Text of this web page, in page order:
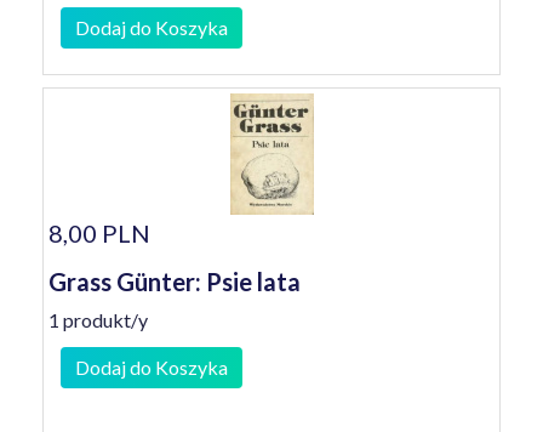
Dodaj do Koszyka
8,00 PLN
Grass Günter: Psie lata
1 produkt/y
Dodaj do Koszyka